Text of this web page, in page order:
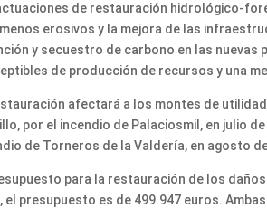
de restauración hidrológico-
erosivos y la mejora de las
y secuestro de carbono en las
de producción de recursos y una
afectará a los montes de
por el incendio de Palaciosmil, en julio
de Torneros de la Valdería, en agosto
para la restauración de los
el presupuesto es de 499.947 euros.